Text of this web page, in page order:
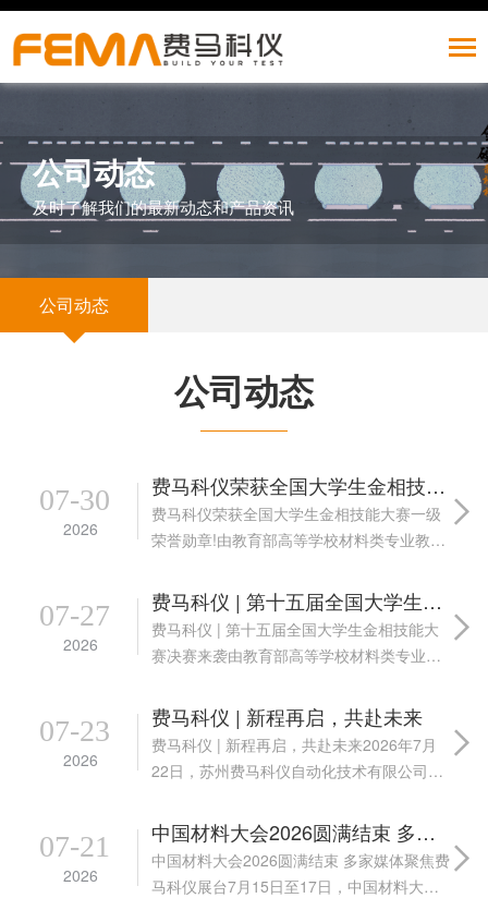
公司动态
及时了解我们的最新动态和产品资讯
公司动态
公司动态
07-30
2026
费马科仪荣获全国大学生金相技能大赛一级荣誉勋章!
费马科仪荣获全国大学生金相技能大赛一级
荣誉勋章!由教育部高等学校材料类专业教学
院系联合主办、武汉理工大学承办的第十五
届全国大学生金相技能大赛和第四届全国大
学生...
07-27
2026
费马科仪 | 第十五届全国大学生金相技能大赛决赛来袭
费马科仪 | 第十五届全国大学生金相技能大
赛决赛来袭由教育部高等学校材料类专业教
关院系联合主办、武汉理工大学承办的第十
五届全国大学生金相技能大赛 (第十五届全...
07-23
2026
费马科仪 | 新程再启，共赴未来
费马科仪 | 新程再启，共赴未来2026年7月
22日，苏州费马科仪自动化技术有限公司迎
终专注于“费马科仪FEMA”自有品牌的全系列
设备及耗材生产、研发与创新，从初...
07-21
2026
中国材料大会2026圆满结束 多家媒体聚焦费马科仪展台
中国材料大会2026圆满结束 多家媒体聚焦费
马科仪展台7月15日至17日，中国材料大会